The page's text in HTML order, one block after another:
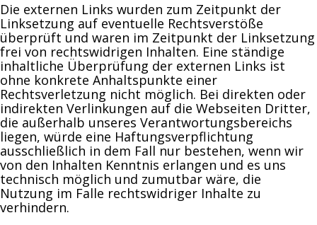
Die externen Links wurden zum Zeitpunkt der
Linksetzung auf eventuelle Rechtsverstöße
überprüft und waren im Zeitpunkt der Linksetzung
frei von rechtswidrigen Inhalten. Eine ständige
inhaltliche Überprüfung der externen Links ist
ohne konkrete Anhaltspunkte einer
Rechtsverletzung nicht möglich. Bei direkten oder
indirekten Verlinkungen auf die Webseiten Dritter,
die außerhalb unseres Verantwortungsbereichs
liegen, würde eine Haftungsverpflichtung
ausschließlich in dem Fall nur bestehen, wenn wir
von den Inhalten Kenntnis erlangen und es uns
technisch möglich und zumutbar wäre, die
Nutzung im Falle rechtswidriger Inhalte zu
verhindern.